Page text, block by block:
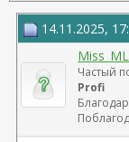
14.11.2025,
Miss_ML
Частый
Profi